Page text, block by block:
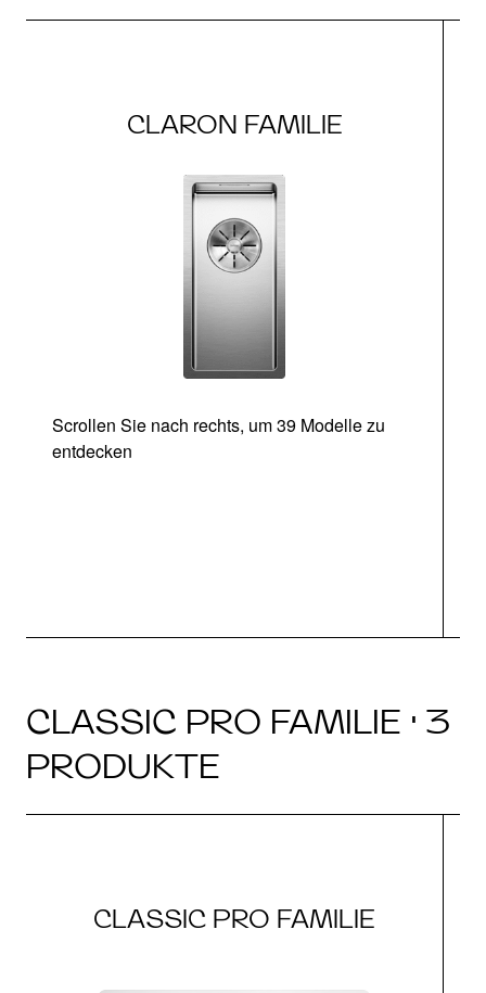
CLARON FAMILIE
Scrollen Sie nach rechts, um 39 Modelle zu
entdecken
CLASSIC PRO FAMILIE · 3
PRODUKTE
CLASSIC PRO FAMILIE